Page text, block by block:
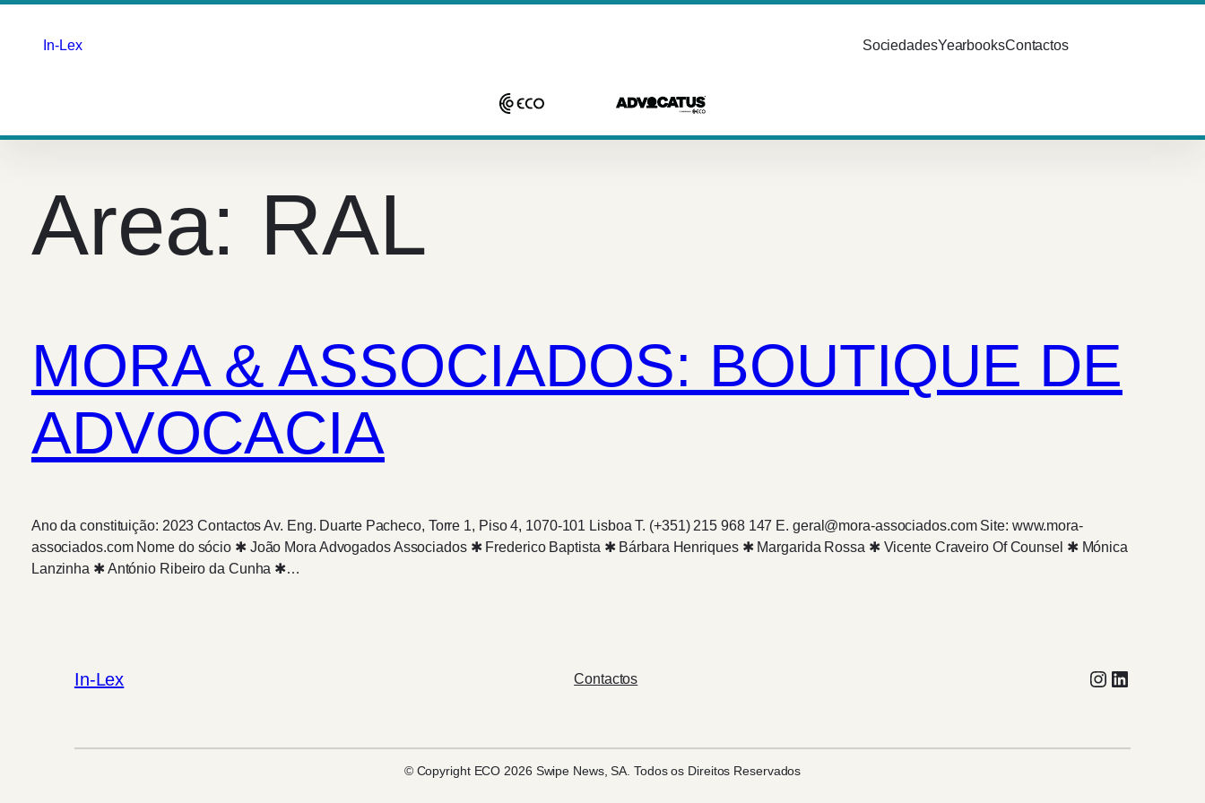
conteúdo
In-Lex SociedadesYearbooksContactos
Area: RAL
MORA & ASSOCIADOS: BOUTIQUE DE
ADVOCACIA
Ano da constituição: 2023 Contactos Av. Eng. Duarte Pacheco, Torre 1, Piso 4, 1070-101 Lisboa T. (+351) 215 968 147 E. geral@mora-associados.com Site: www.mora-
associados.com Nome do sócio ✱ João Mora Advogados Associados ✱ Frederico Baptista ✱ Bárbara Henriques ✱ Margarida Rossa ✱ Vicente Craveiro Of Counsel ✱ Mónica
Lanzinha ✱ António Ribeiro da Cunha ✱…
In-Lex Contactos Instagram
LinkedIn
© Copyright ECO 2026 Swipe News, SA. Todos os Direitos Reservados